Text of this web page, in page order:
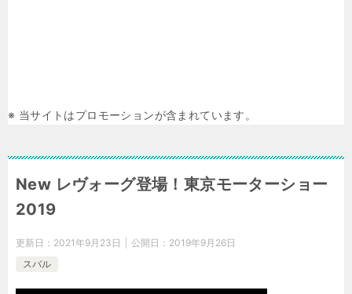
※ 当サイトはプロモーションが含まれています。
New レヴォーグ登場！東京モーターショー
2019
更新日： 2021年9月23日 公開日： 2019年9月26日
スバル